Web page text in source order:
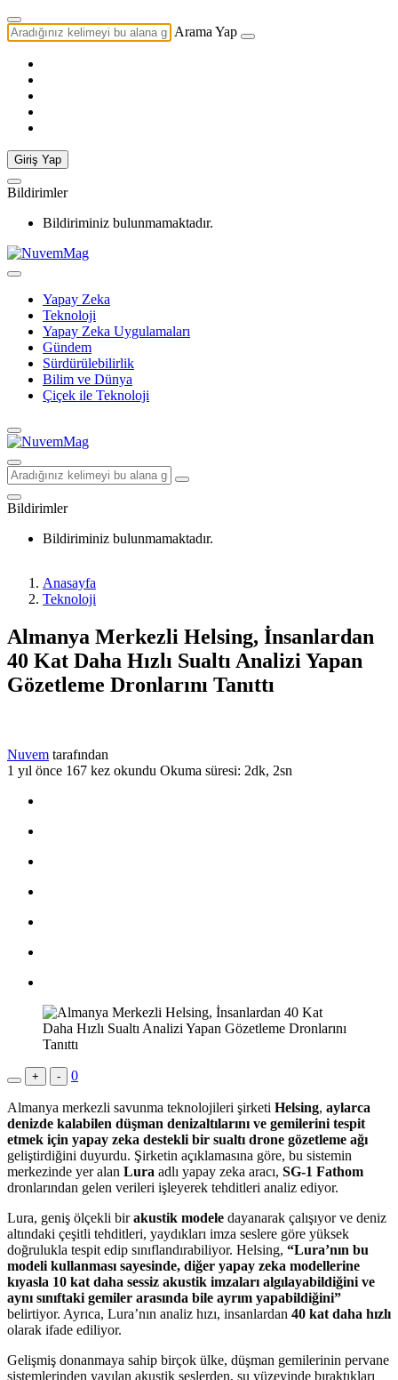
Arama Yap
Giriş Yap
Bildirimler
Bildiriminiz bulunmamaktadır.
Yapay Zeka
Teknoloji
Yapay Zeka Uygulamaları
Gündem
Sürdürülebilirlik
Bilim ve Dünya
Çiçek ile Teknoloji
Bildirimler
Bildiriminiz bulunmamaktadır.
Anasayfa
Teknoloji
Almanya Merkezli Helsing, İnsanlardan
40 Kat Daha Hızlı Sualtı Analizi Yapan
Gözetleme Dronlarını Tanıttı
Nuvem tarafından
1 yıl önce 167 kez okundu Okuma süresi: 2dk, 2sn
+ - 0
Almanya merkezli savunma teknolojileri şirketi Helsing, aylarca
denizde kalabilen düşman denizaltılarını ve gemilerini tespit
etmek için yapay zeka destekli bir sualtı drone gözetleme ağı
geliştirdiğini duyurdu. Şirketin açıklamasına göre, bu sistemin
merkezinde yer alan Lura adlı yapay zeka aracı, SG-1 Fathom
dronlarından gelen verileri işleyerek tehditleri analiz ediyor.
Lura, geniş ölçekli birakustik modele dayanarak çalışıyor ve deniz
altındaki çeşitli tehditleri, yaydıkları imza seslere göre yüksek
doğrulukla tespit edip sınıflandırabiliyor. Helsing, “Lura’nın bu
modeli kullanması sayesinde, diğer yapay zeka modellerine
kıyasla 10 kat daha sessiz akustik imzaları algılayabildiğini ve
aynı sınıftaki gemiler arasında bile ayrım yapabildiğini”
belirtiyor. Ayrıca, Lura’nın analiz hızı, insanlardan 40 kat daha hızlı
olarak ifade ediliyor.
Gelişmiş donanmaya sahip birçok ülke, düşman gemilerinin pervane
sistemlerinden yayılan akustik seslerden, su yüzeyinde bıraktıkları